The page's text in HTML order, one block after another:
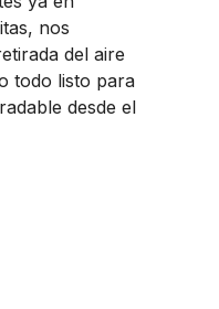
nos
del aire
todo listo para
desde el